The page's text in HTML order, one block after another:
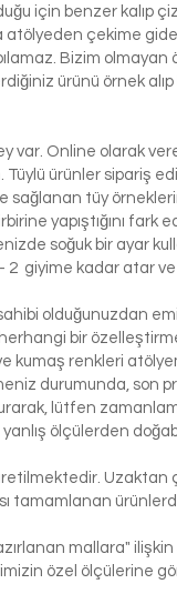
için benzer kalıp
atölyeden çekime
Bizim olmayan
ürünü örnek
var. Online olarak
ürünler sipariş
sağlanan tüy
yapıştığını
soğuk bir ayar
- 2 giyime kadar atar
olduğunuzdan
herhangi bir
kumaş renkleri
durumunda, son
lütfen
ölçülerden
Uzaktan
tamamlanan
mallara" ilişkin
özel ölçülerine